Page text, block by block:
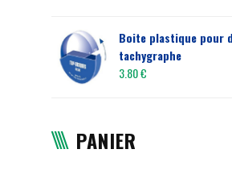
Boite plastique pour
tachygraphe
3.80€
PANIER